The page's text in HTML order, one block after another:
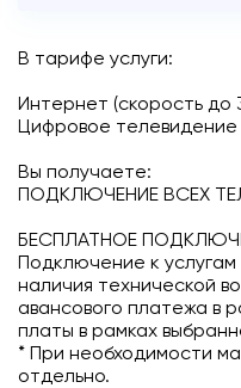
В тарифе услуги:
Интернет (скорость до
Цифровое телевидение
Вы получаете:
ПОДКЛЮЧЕНИЕ ВСЕХ
БЕСПЛАТНОЕ
Подключение к
наличия технической
авансового платежа в
платы в рамках
* При необходимости
отдельно.